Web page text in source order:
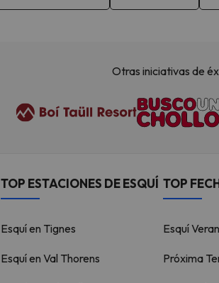
Otras iniciativas de
TOP ESTACIONES DE ESQUÍ
Esquí en Tignes
Esquí en Val Thorens
TOP
Esquí
Próxima